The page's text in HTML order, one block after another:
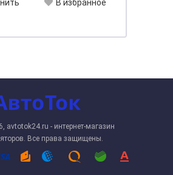
В избранное
avtotok24.ru - интернет-магазин
Все права защищены.